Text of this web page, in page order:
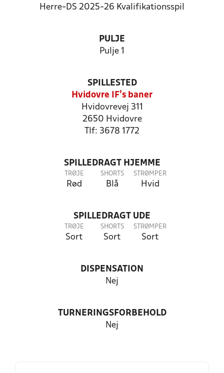
Herre-DS 2025-26 Kvalifikationsspil
PULJE
Pulje 1
SPILLESTED
Hvidovre IF's baner
Hvidovrevej 311
2650 Hvidovre
Tlf: 3678 1772
SPILLEDRAGT HJEMME
TRØJE
Rød
SHORTS
Blå
STRØMPER
Hvid
SPILLEDRAGT UDE
TRØJE
Sort
SHORTS
Sort
STRØMPER
Sort
DISPENSATION
Nej
TURNERINGSFORBEHOLD
Nej